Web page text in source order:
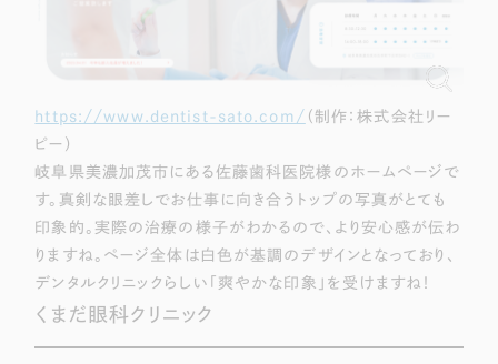
Pace ／クラウド型工数管理ツール
日報ツールで案件ごとの営業利益をリアルタイムに可視化
制作実績
Works
制作実績
全国1,400社以上の支援実績の中から
一部をご紹介します
https://www.dentist-sato.com/ （制作：株式会社リー
ピー）
岐阜県美濃加茂市にある佐藤歯科医院様のホームページで
す。真剣な眼差しでお仕事に向き合うトップの写真がとても
印象的。実際の治療の様子がわかるので、より安心感が伝わ
りますね。ページ全体は白色が基調のデザインとなっており、
デンタルクリニックらしい「爽やかな印象」を受けますね！
くまだ眼科クリニック